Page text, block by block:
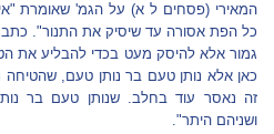
המאירי (פסחים ל א) על הגמ' שאומרת
כל הפת אסורה עד שיסיק את התנור". כתב,
גמור אלא להיסק מעט בכדי להבליע את
כאן אלא נותן טעם בר נותן טעם, שהטיחה
זה נאסר עוד בחלב. שנותן טעם בר
ושניהם היתר".